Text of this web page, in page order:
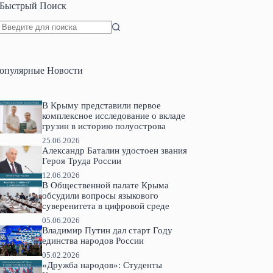
Быстрый Поиск
Новости
В Крыму представили первое
комплексное исследование о вкладе
грузин в историю полуострова
25.06.2026
Александр Баталин удостоен звания
Героя Труда России
12.06.2026
В Общественной палате Крыма
обсудили вопросы языкового
суверенитета в цифровой среде
05.06.2026
Владимир Путин дал старт Году
единства народов России
05.02.2026
«Дружба народов»: Студенты